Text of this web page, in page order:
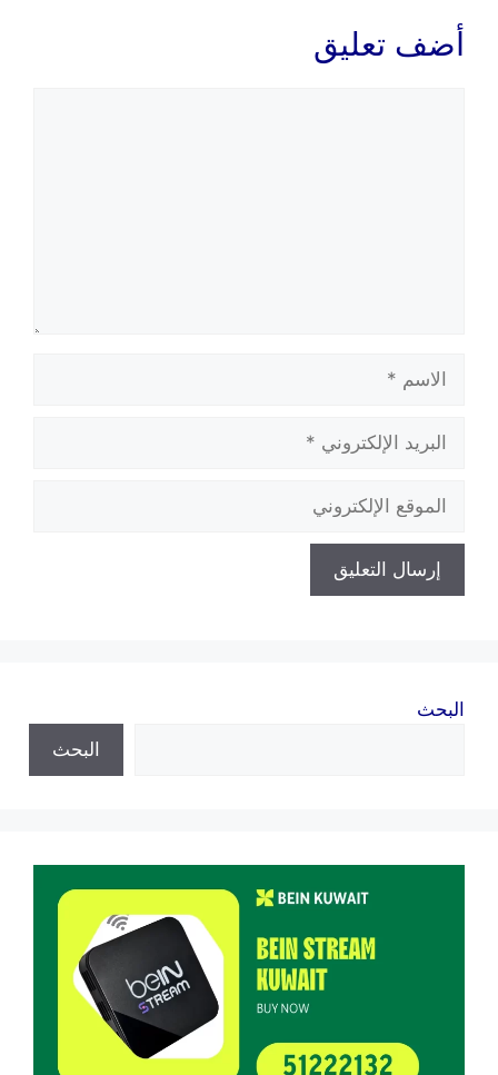
أضف تعليق
الاسم
البريد
الإلكتروني
الموقع
الإلكتروني
البحث
البحث